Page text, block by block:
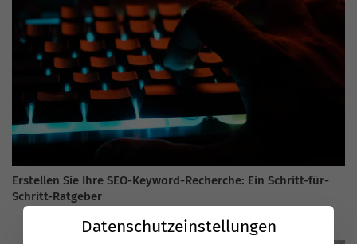
Erstellen Sie Ihre SEO-Keyword-Recherche: Ein Schritt-für-
Schritt-Ratgeber
Datenschutzeinstellungen